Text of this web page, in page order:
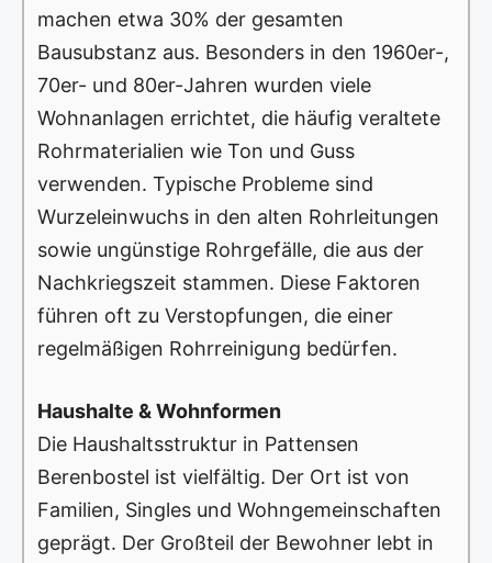
machen etwa 30% der gesamten
Bausubstanz aus. Besonders in den 1960er-,
70er- und 80er-Jahren wurden viele
Wohnanlagen errichtet, die häufig veraltete
Rohrmaterialien wie Ton und Guss
verwenden. Typische Probleme sind
Wurzeleinwuchs in den alten Rohrleitungen
sowie ungünstige Rohrgefälle, die aus der
Nachkriegszeit stammen. Diese Faktoren
führen oft zu Verstopfungen, die einer
regelmäßigen Rohrreinigung bedürfen.
Haushalte & Wohnformen
Die Haushaltsstruktur in Pattensen
Berenbostel ist vielfältig. Der Ort ist von
Familien, Singles und Wohngemeinschaften
geprägt. Der Großteil der Bewohner lebt in